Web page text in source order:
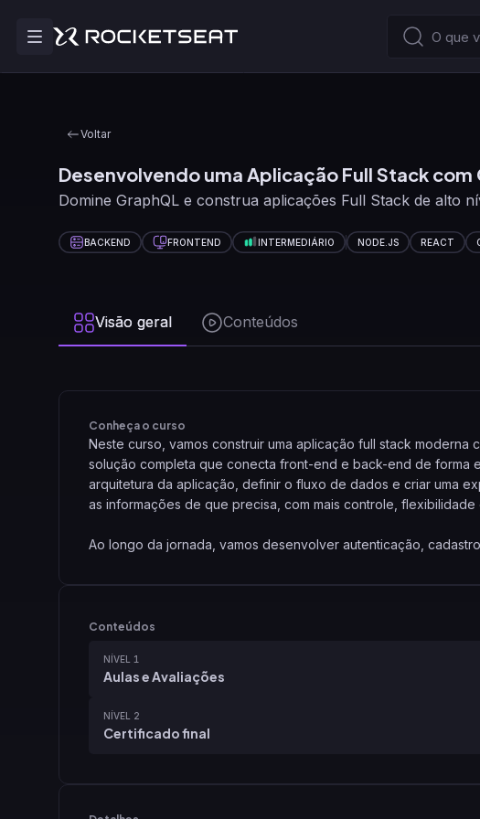
Voltar
Desenvolvendo uma Aplicação Full Stack com
Domine GraphQL e construa aplicações Full Stack de alto
BACKEND FRONTEND INTERMEDIÁRIO NODE.JS REACT
Visão geral Conteúdos
Conheça o curso
Neste curso, vamos construir uma aplicação full stack moderna
solução completa que conecta front-end e back-end de forma
arquitetura da aplicação, definir o fluxo de dados e criar uma
as informações de que precisa, com mais controle, flexibilidade
Ao longo da jornada, vamos desenvolver autenticação,
vamos integrar essas capacidades em uma interface moderna,
end e back-end.
No final, você vai ter uma visão completa de como construir e
inicial até funcionalidades mais avançadas, com técnicas que
Conteúdos
NÍVEL 1
Aulas e Avaliações
NÍVEL 2
Certificado final